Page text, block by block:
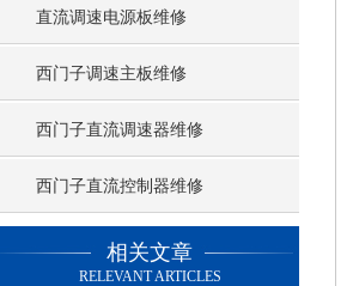
直流调速电源板维修
西门子调速主板维修
西门子直流调速器维修
西门子直流控制器维修
相关文章
RELEVANT ARTICLES